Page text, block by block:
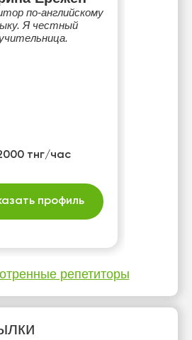
по-английскому
Я честный
учительница.
тнг/час
профиль
репетиторы